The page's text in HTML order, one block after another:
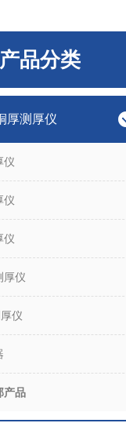
产品分类
厚测厚仪
仪
仪
仪
厚仪
仪
产品